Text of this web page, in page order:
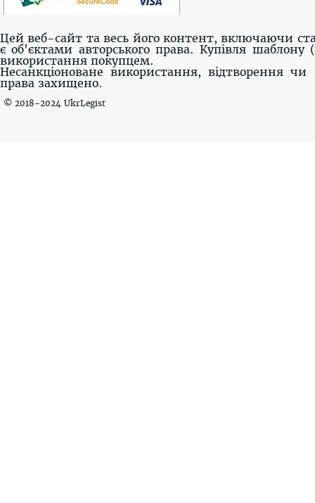
Цей веб-сайт та весь його контент, включаючи
є об'єктами авторського права. Купівля шаблону
використання покупцем.
Несанкціоноване використання, відтворення
права захищено.
© 2018-2024 UkrLegist